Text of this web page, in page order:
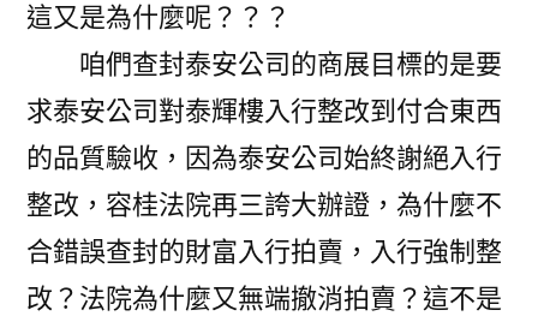
這又是為什麼呢？？？
咱們查封泰安公司的商展目標的是要
求泰安公司對泰輝樓入行整改到付合東西
的品質驗收，因為泰安公司始終謝絕入行
整改，容桂法院再三誇大辦證，為什麼不
合錯誤查封的財富入行拍賣，入行強制整
改？法院為什麼又無端撤消拍賣？這不是